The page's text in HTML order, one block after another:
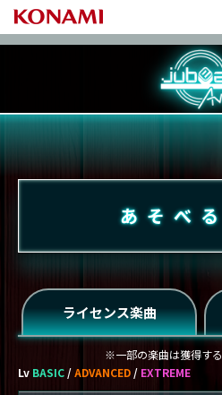
あそべ
ライセンス楽曲
※一部の楽曲は獲得す
Lv BASIC /ADVANCED / EXTREME